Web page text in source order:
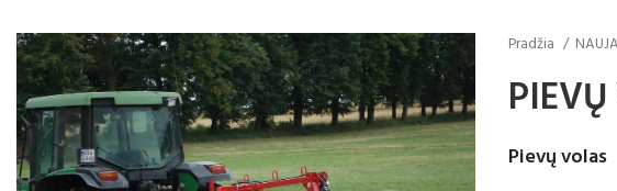
Pradžia
Pievų volas